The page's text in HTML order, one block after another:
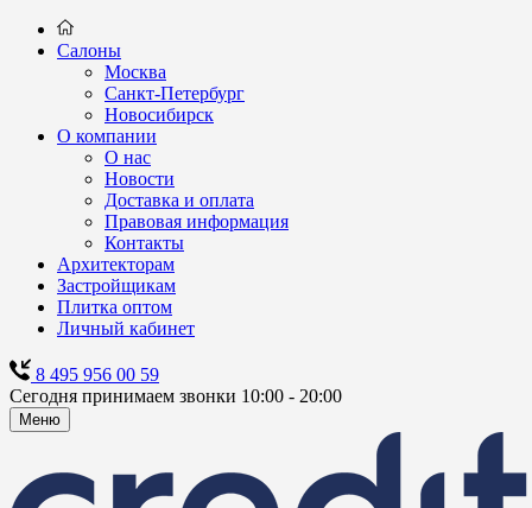
Салоны
Москва
Санкт-Петербург
Новосибирск
О компании
О нас
Новости
Доставка и оплата
Правовая информация
Контакты
Архитекторам
Застройщикам
Плитка оптом
Личный кабинет
8 495 956 00 59
Сегодня принимаем звонки 10:00 - 20:00
Меню